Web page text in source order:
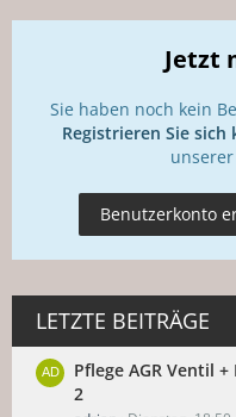
Jetzt
Sie haben noch kein
Registrieren Sie sich
Benutzerkonto
LETZTE BEITRÄGE
Pflege AGR Ventil
2